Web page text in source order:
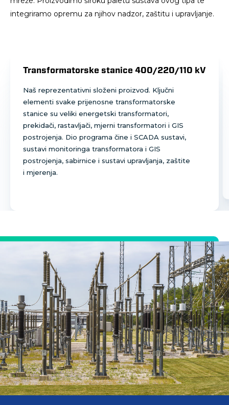
integriramo opremu za njihov nadzor, zaštitu i upravljanje.
Transformatorske stanice 400/220/110 kV
Naš reprezentativni složeni proizvod. Ključni
elementi svake prijenosne transformatorske
stanice su veliki energetski transformatori,
prekidači, rastavljači, mjerni transformatori i GIS
postrojenja. Dio programa čine i SCADA sustavi,
sustavi monitoringa transformatora i GIS
postrojenja, sabirnice i sustavi upravljanja, zaštite
i mjerenja.